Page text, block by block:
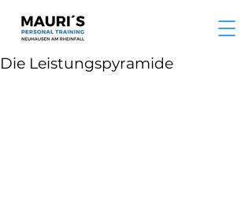
Die Leistungspyramide